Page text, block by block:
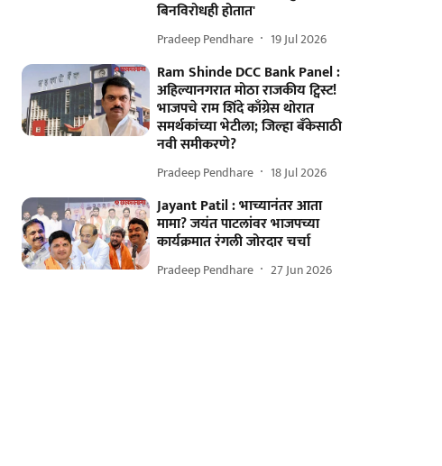
बिनविरोधही होतात'
Pradeep Pendhare 19 Jul 2026
Ram Shinde DCC Bank Panel :
अहिल्यानगरात मोठा राजकीय ट्विस्ट!
भाजपचे राम शिंदे काँग्रेस थोरात
समर्थकांच्या भेटीला; जिल्हा बँकेसाठी
नवी समीकरणे?
Pradeep Pendhare 18 Jul 2026
Jayant Patil : भाच्यानंतर आता
मामा? जयंत पाटलांवर भाजपच्या
कार्यक्रमात रंगली जोरदार चर्चा
Pradeep Pendhare 27 Jun 2026